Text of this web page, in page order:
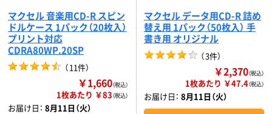
マクセル 音楽用CD-R スピン
ドルケース 1パック（20枚入）
プリント対応
CDRA80WP.20SP
（11件）
￥1,660（税込）
1枚あたり ￥83（税込）
お届け日： 8月11日（火）
マクセル データ用CD-R 詰め
替え用 1パック（50枚入） 手
書き用 オリジナル
（3件）
￥2,370（税込）
1枚あたり ￥47.4（税込）
お届け日： 8月11日（火）